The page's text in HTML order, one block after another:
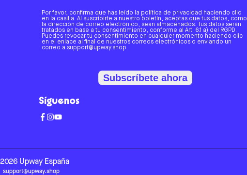
Por favor, confirma que has leído la política de privacidad haciendo clic
en la casilla. Al suscribirte a nuestro boletín, aceptas que tus datos, como
la dirección de correo electrónico, sean almacenados. Tus datos serán
tratados en base a tu consentimiento, conforme al Art. 6.1 a) del RGPD.
Puedes revocar tu consentimiento en cualquier momento haciendo clic
en el enlace al final de nuestros correos electrónicos o enviando un
correo a support@upway.shop.
Subscríbete ahora
Síguenos
2026 Upway España
support@upway.shop